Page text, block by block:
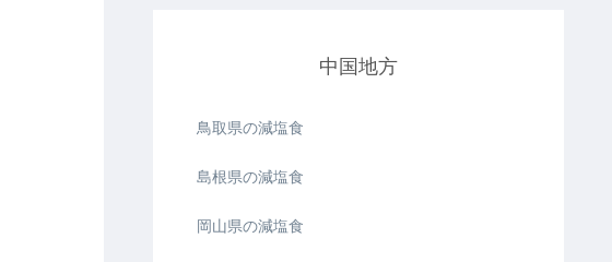
中国地方
鳥取県の減塩食
島根県の減塩食
岡山県の減塩食